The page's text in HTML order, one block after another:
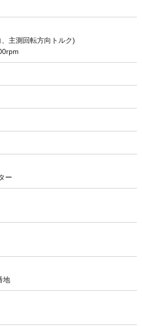
主測回転方向トルク)
ー
地